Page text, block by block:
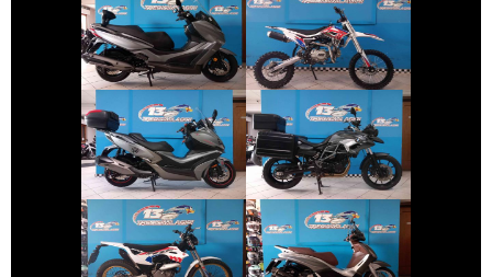
KYMCO X-TOWN
ALTRA-MARCA
ALTRO-
MODELLO
KYMCO XCITING
€ 3.890 €
BMW SERIE-F-GS
€ 6.390 €
MONTESA 4RIDE
€ 5.890 €
PIAGGIO
BEVERLY
€ 3.590 €